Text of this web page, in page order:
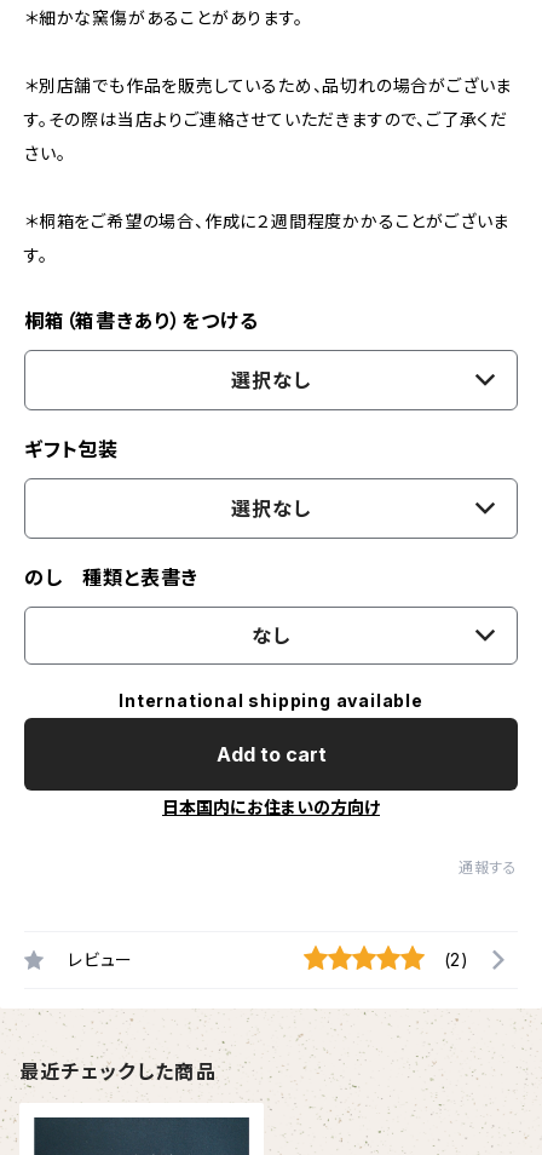
＊細かな窯傷があることがあります。
＊別店舗でも作品を販売しているため、品切れの場合がございま
す。その際は当店よりご連絡させていただきますので、ご了承くだ
さい。
＊桐箱をご希望の場合、作成に２週間程度かかることがございま
す。
桐箱（箱書きあり）をつける
選択なし
ギフト包装
選択なし
のし 種類と表書き
なし
International shipping available
Add to cart
日本国内にお住まいの方向け
通報する
レビュー (2)
最近チェックした商品